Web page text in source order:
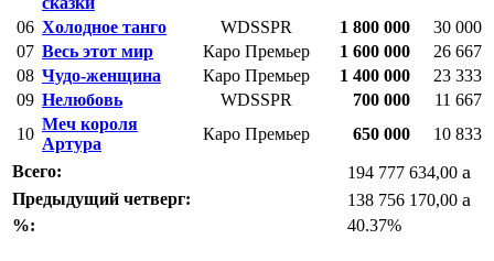
06 Холодное танго WDSSPR 1 800 000
30 000
07 Весь этот мир Каро Премьер 1 600 000
26 667
08 Чудо-женщина Каро Премьер 1 400 000
23 333
09 Нелюбовь WDSSPR 700 000
11 667
10
Меч короля
Артура
Каро Премьер 650 000
10 833
Всего:
194 777 634,00 a
Предыдущий четверг: 138 756 170,00 a
%: 40.37%